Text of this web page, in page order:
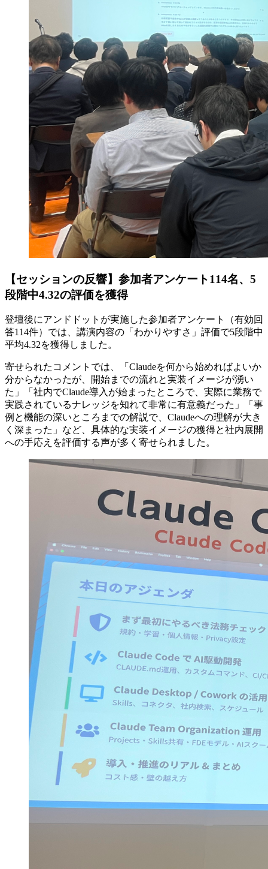
【セッションの反響】参加者アンケート114名、5
段階中4.32の評価を獲得
登壇後にアンドドットが実施した参加者アンケート（有効回
答114件）では、講演内容の「わかりやすさ」評価で5段階中
平均4.32を獲得しました。
寄せられたコメントでは、「Claudeを何から始めればよいか
分からなかったが、開始までの流れと実装イメージが湧い
た」「社内でClaude導入が始まったところで、実際に業務で
実践されているナレッジを知れて非常に有意義だった」「事
例と機能の深いところまでの解説で、Claudeへの理解が大き
く深まった」など、具体的な実装イメージの獲得と社内展開
への手応えを評価する声が多く寄せられました。